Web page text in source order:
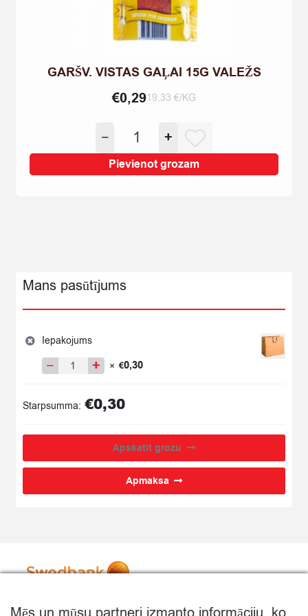
GARŠV. VISTAS GAĻAI 15G VALEŽS
€0,2919.33 €/KG
−
GARŠV.
VISTAS
GAĻAI
15G
+
Pievienot grozam
Mans pasūtījums
Iepakojums
−
Iepakojums+ × €0,30
Starpsumma: €0,30
Apskatīt grozu
Apmaksa